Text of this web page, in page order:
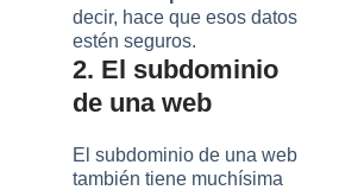
decir, hace que esos datos
estén seguros.
2. El subdominio
de una web
El subdominio de una web
también tiene muchísima